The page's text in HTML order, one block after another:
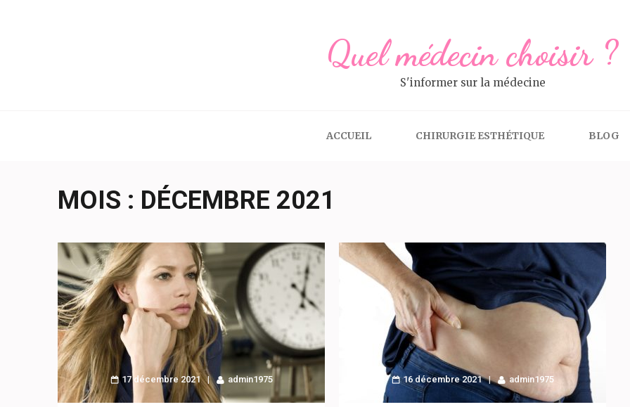
Quel médecin choisir ?
S'informer sur la médecine
ACCUEIL CHIRURGIE ESTHÉTIQUE BLOG
MOIS : DÉCEMBRE 2021
17 décembre 2021 admin1975 16 décembre 2021 admin1975